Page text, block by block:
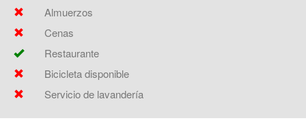
Almuerzos
Cenas
Restaurante
Bicicleta disponible
Servicio de lavandería